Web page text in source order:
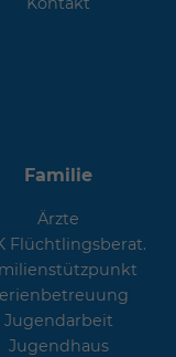
Familie
Ärzte
Flüchtlingsberat.
Jugendarbeit
Jugendhaus